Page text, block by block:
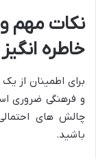
نکات مهم
خاطره
برای اطمینان از
و فرهنگی ضروری
چالش های
باشید.